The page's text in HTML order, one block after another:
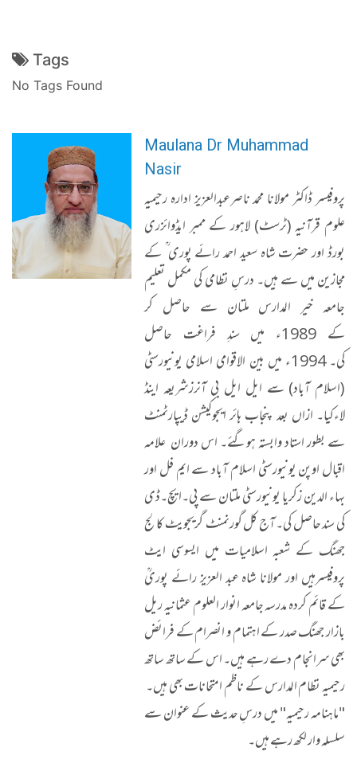
Tags
No Tags Found
Maulana Dr Muhammad
Nasir
پروفیسر ڈاکٹر مولانا محمد ناصرعبدالعزیز ادارہ رحیمیہ
علوم قرآنیہ (ٹرسٹ) لاہور کے ممبر ایڈوائزری
بورڈ اور حضرت شاہ سعید احمد رائے پوری ؒ کے
مجازین میں سے ہیں۔ درسِ نظامی کی مکمل تعلیم
جامعہ خیر المدارس ملتان سے حاصل کر
کے 1989ء میں سندِ فراغت حاصل
کی۔ 1994ء میں بین الاقوامی اسلامی یونیورسٹی
(اسلام آباد) سے ایل ایل بی آنرزشریعہ اینڈ
لاءکیا۔ ازاں بعد پنجاب ہائر ایجوکیشن ڈیپارٹمنٹ
سے بطور استاد وابستہ ہوگئے۔ اس دوران علامہ
اقبال اوپن یونیورسٹی اسلام آباد سے ایم فل اور
بہاء الدین زکریا یونیورسٹی ملتان سے پی۔ایچ۔ڈی
کی سند حاصل کی۔ آج کل گورنمنٹ گریجویٹ کالج
جھنگ کے شعبہ اسلامیات میں ایسوسی ایٹ
پروفیسرہیں اور مولانا شاہ عبد العزیز رائے پوریؒ
کے قائم کردہ مدرسہ جامعہ انوار العلوم عثمانیہ ریل
بازار جھنگ صدر کے اہتمام و انصرام کے فرائض
بھی سرانجام دے رہے ہیں۔ اس کے ساتھ ساتھ
رحیمیہ نظام المدارس کے ناظم امتحانات بھی ہیں۔
"ماہنامہ رحیمیہ" میں درسِ حدیث کے عنوان سے
سلسلہ وار لکھ رہے ہیں۔